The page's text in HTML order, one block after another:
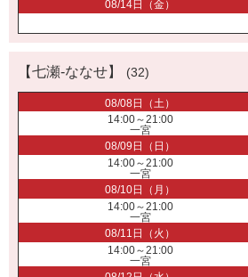
08/14日（金）
【七瀬-ななせ】 (32)
08/08日（土）
14:00～21:00
一宮
08/09日（日）
14:00～21:00
一宮
08/10日（月）
14:00～21:00
一宮
08/11日（火）
14:00～21:00
一宮